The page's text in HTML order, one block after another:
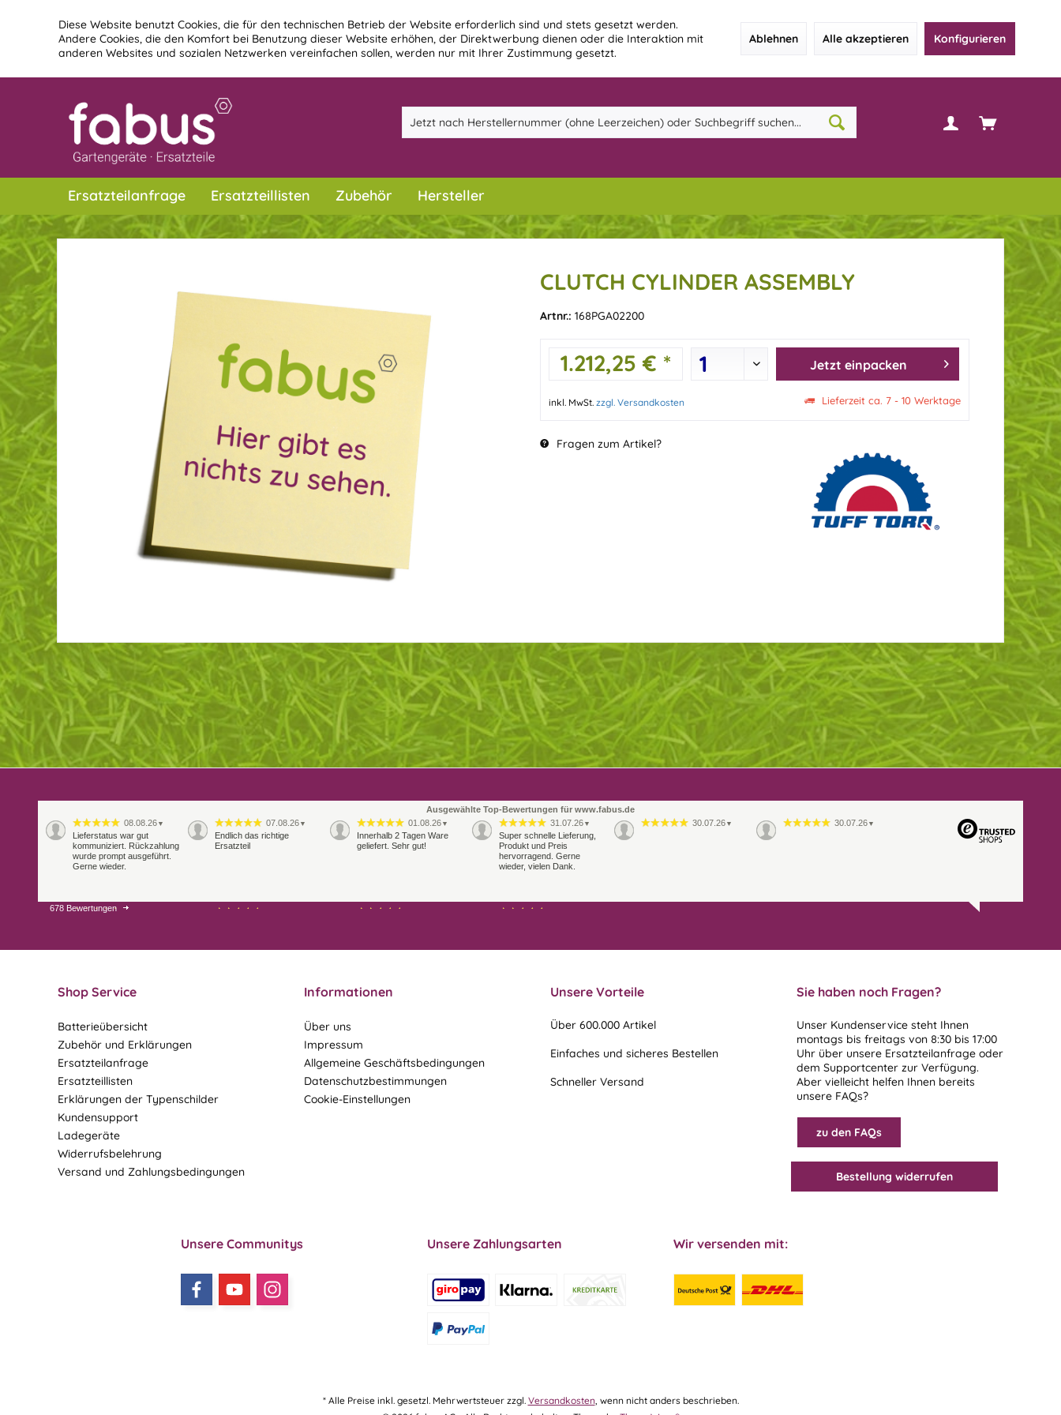
Diese Website benutzt Cookies, die für den technischen Betrieb der Website erforderlich sind und stets gesetzt werden.
Andere Cookies, die den Komfort bei Benutzung dieser Website erhöhen, der Direktwerbung dienen oder die Interaktion mit
anderen Websites und sozialen Netzwerken vereinfachen sollen, werden nur mit Ihrer Zustimmung gesetzt.
Ablehnen Alle akzeptieren Konfigurieren
Ersatzteilanfrage Ersatzteillisten Zubehör Hersteller
CLUTCH CYLINDER ASSEMBLY
Artnr.: 168PGA02200
1.212,25 € * Jetzt einpacken
inkl. MwSt. zzgl. Versandkosten Lieferzeit ca. 7 - 10 Werktage
Fragen zum Artikel?
Ausgewählte Top-Bewertungen für www.fabus.de
08.08.26 ▼
Lieferstatus war gut
kommuniziert. Rückzahlung
wurde prompt ausgeführt.
Gerne wieder.
07.08.26 ▼
Endlich das richtige
Ersatzteil
01.08.26 ▼
Innerhalb 2 Tagen Ware
geliefert. Sehr gut!
31.07.26 ▼
Super schnelle Lieferung,
Produkt und Preis
hervorragend. Gerne
wieder, vielen Dank.
30.07.26 ▼ 30.07.26 ▼
29.07.26
678 Bewertungen
Shop Service
Batterieübersicht
Zubehör und Erklärungen
Ersatzteilanfrage
Ersatzteillisten
Erklärungen der Typenschilder
Kundensupport
Ladegeräte
Widerrufsbelehrung
Versand und Zahlungsbedingungen
Informationen
Über uns
Impressum
Allgemeine Geschäftsbedingungen
Datenschutzbestimmungen
Cookie-Einstellungen
Unsere Vorteile
Über 600.000 Artikel
Einfaches und sicheres Bestellen
Schneller Versand
Sie haben noch Fragen?
Unser Kundenservice steht Ihnen
montags bis freitags von 8:30 bis 17:00
Uhr über unsere Ersatzteilanfrage oder
dem Supportcenter zur Verfügung.
Aber vielleicht helfen Ihnen bereits
unsere FAQs?
zu den FAQs
Bestellung widerrufen
Unsere Communitys Unsere Zahlungsarten Wir versenden mit:
* Alle Preise inkl. gesetzl. Mehrwertsteuer zzgl. Versandkosten, wenn nicht anders beschrieben.